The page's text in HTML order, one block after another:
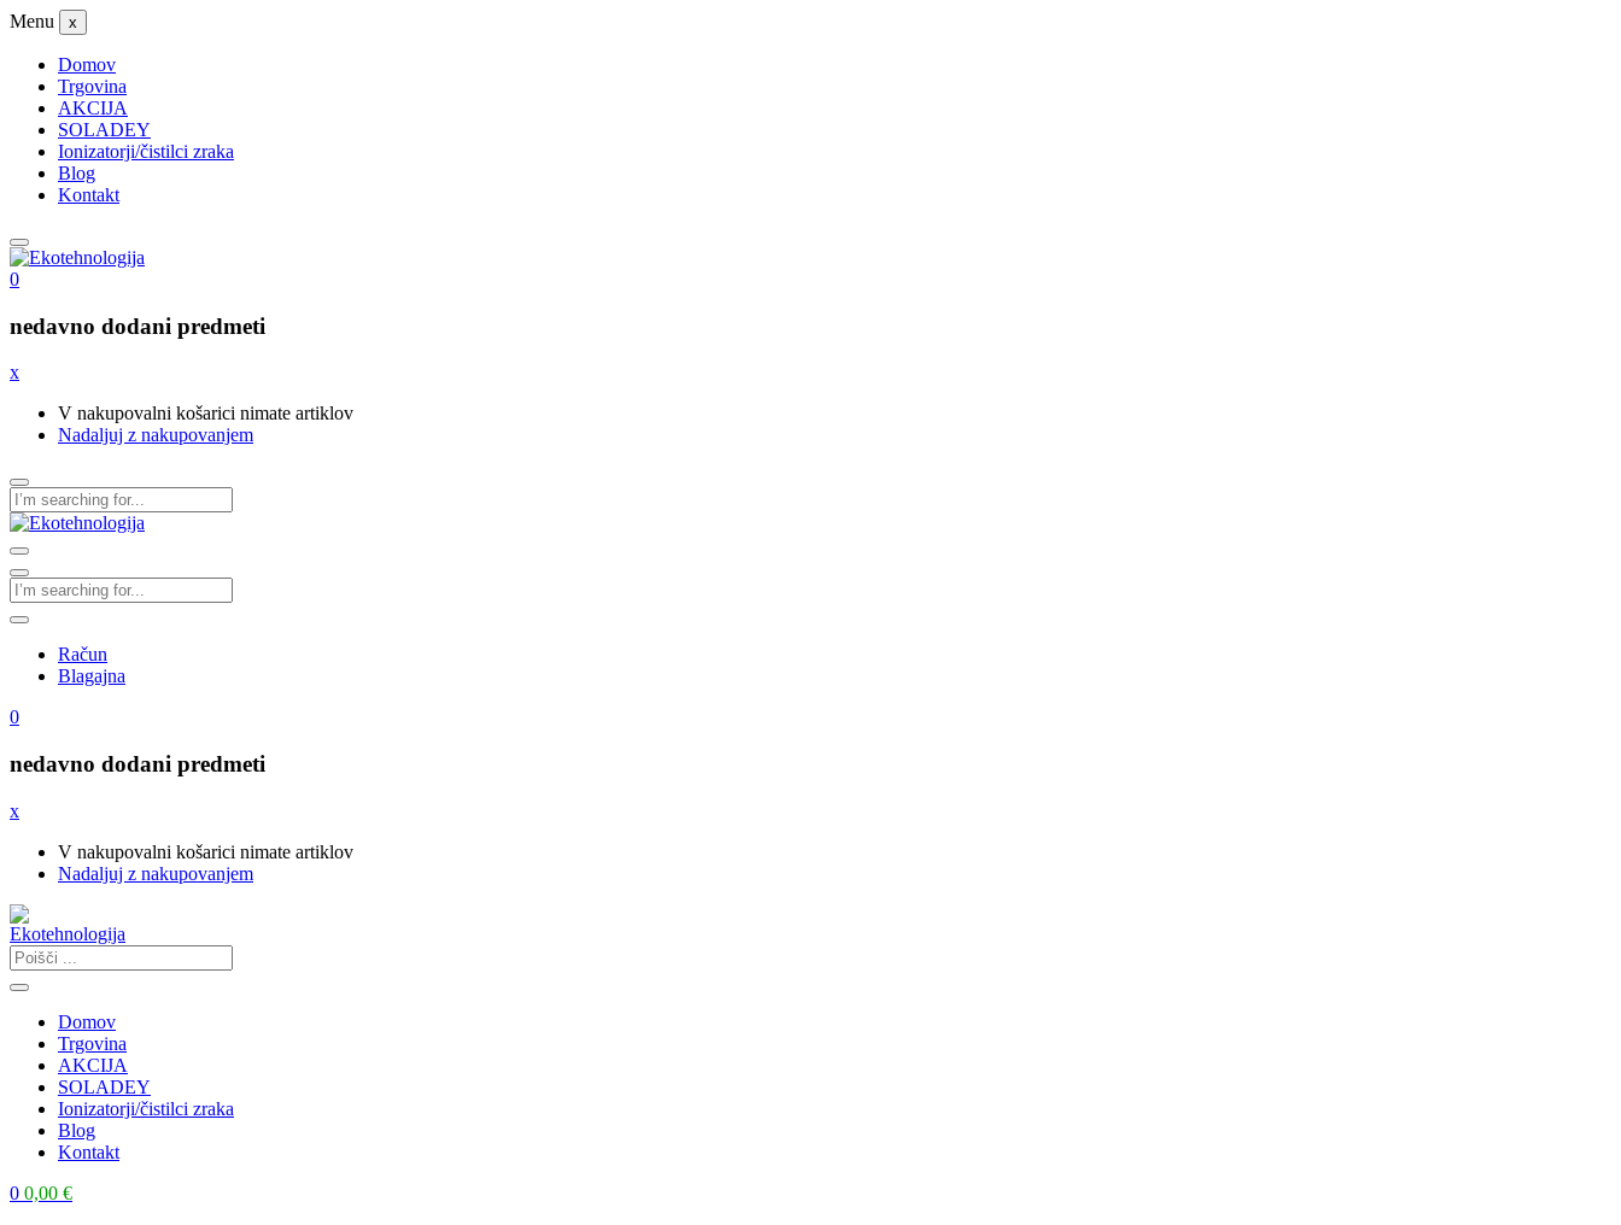
Menu x
Domov
Trgovina
AKCIJA
SOLADEY
Ionizatorji/čistilci zraka
Blog
Kontakt
0
nedavno dodani predmeti
x
V nakupovalni košarici nimate artiklov
Nadaljuj z nakupovanjem
Račun
Blagajna
0
nedavno dodani predmeti
x
V nakupovalni košarici nimate artiklov
Nadaljuj z nakupovanjem
Domov
Trgovina
AKCIJA
SOLADEY
Ionizatorji/čistilci zraka
Blog
Kontakt
0 0,00 €